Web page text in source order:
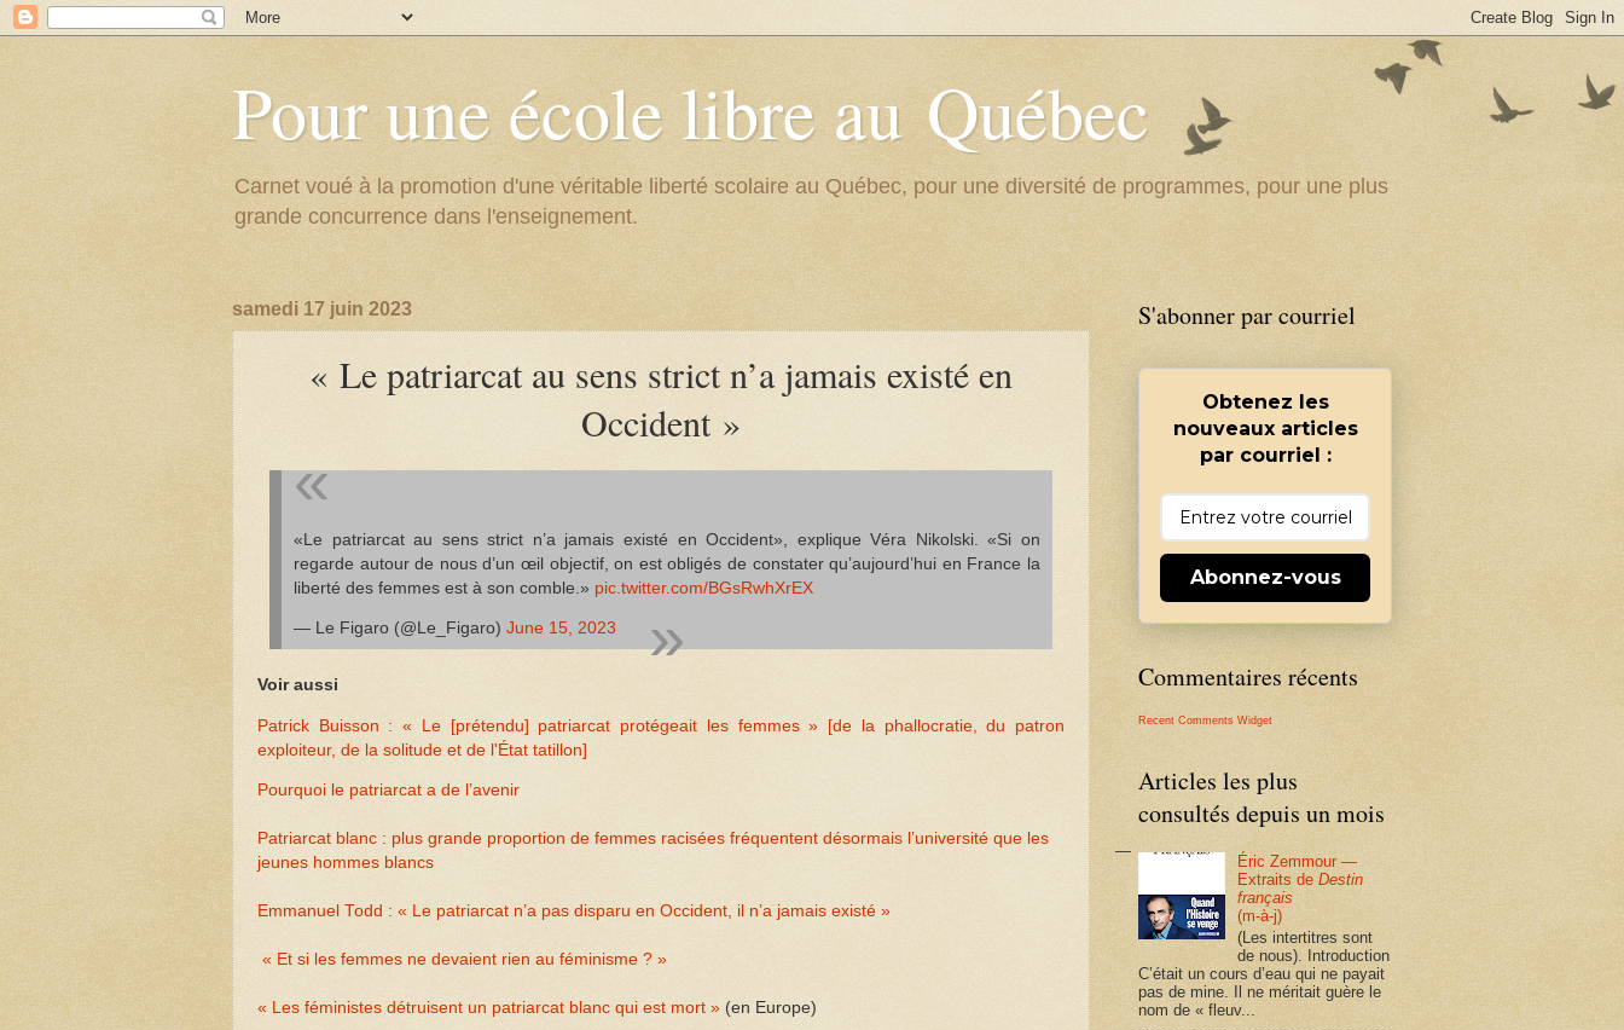
Pour une école libre au Québec
Carnet voué à la promotion d'une véritable liberté scolaire au Québec, pour une diversité de programmes, pour une plus
grande concurrence dans l'enseignement.
samedi 17 juin 2023
« Le patriarcat au sens strict n’a jamais existé en
Occident »
«Le patriarcat au sens strict n’a jamais existé en Occident», explique Véra Nikolski. «Si on
regarde autour de nous d’un œil objectif, on est obligés de constater qu’aujourd’hui en France la
liberté des femmes est à son comble.» pic.twitter.com/BGsRwhXrEX
— Le Figaro (@Le_Figaro) June 15, 2023
Voir aussi
Patrick Buisson : « Le [prétendu] patriarcat protégeait les femmes » [de la phallocratie, du patron
exploiteur, de la solitude et de l'État tatillon]
Pourquoi le patriarcat a de l’avenir
Patriarcat blanc : plus grande proportion de femmes racisées fréquentent désormais l’université que les
jeunes hommes blancs
Emmanuel Todd : « Le patriarcat n’a pas disparu en Occident, il n’a jamais existé »
« Et si les femmes ne devaient rien au féminisme ? »
« Les féministes détruisent un patriarcat blanc qui est mort » (en Europe)
S'abonner par courriel
Obtenez les
nouveaux articles
par courriel :
Abonnez-vous
Commentaires récents
Recent Comments Widget
Articles les plus
consultés depuis un mois
Éric Zemmour —
Extraits deDestin
français
(m-à-j)
(Les intertitres sont
de nous). Introduction
C’était un cours d’eau qui ne payait
pas de mine. Il ne méritait guère le
nom de « fleuv...